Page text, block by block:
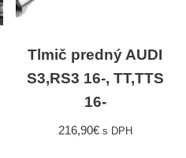
Tlmič predný AUDI
S3,RS3 16-, TT,TTS
16-
216,90€ s DPH